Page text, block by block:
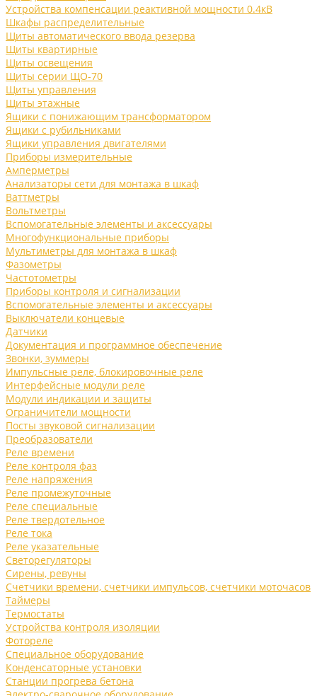
Устройства компенсации реактивной мощности 0.4кВ
Шкафы распределительные
Щиты автоматического ввода резерва
Щиты квартирные
Щиты освещения
Щиты серии ЩО-70
Щиты управления
Щиты этажные
Ящики с понижающим трансформатором
Ящики с рубильниками
Ящики управления двигателями
Приборы измерительные
Амперметры
Анализаторы сети для монтажа в шкаф
Ваттметры
Вольтметры
Вспомогательные элементы и аксессуары
Многофункциональные приборы
Мультиметры для монтажа в шкаф
Фазометры
Частотометры
Приборы контроля и сигнализации
Вспомогательные элементы и аксессуары
Выключатели концевые
Датчики
Документация и программное обеспечение
Звонки, зуммеры
Импульсные реле, блокировочные реле
Интерфейсные модули реле
Модули индикации и защиты
Ограничители мощности
Посты звуковой сигнализации
Преобразователи
Реле времени
Реле контроля фаз
Реле напряжения
Реле промежуточные
Реле специальные
Реле твердотельное
Реле тока
Реле указательные
Светорегуляторы
Сирены, ревуны
Счетчики времени, счетчики импульсов, счетчики моточасов
Таймеры
Термостаты
Устройства контроля изоляции
Фотореле
Специальное оборудование
Конденсаторные установки
Станции прогрева бетона